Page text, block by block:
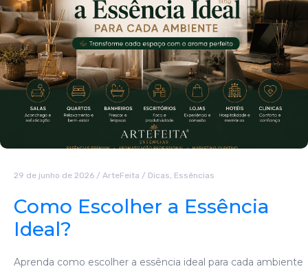
29 de junho de 2026 / ArteFeita / Dicas, Essências
Como Escolher a Essência
Ideal?
Aprenda como escolher a essência ideal para cada ambiente